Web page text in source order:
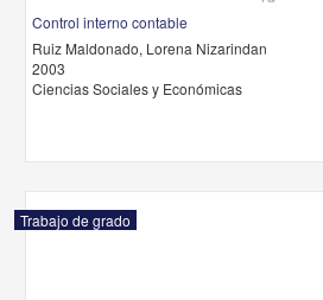
Control interno contable
Ruiz Maldonado, Lorena Nizarindan
2003
Ciencias Sociales y Económicas
Trabajo de grado